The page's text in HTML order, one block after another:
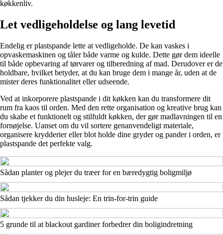
køkkenliv.
Let vedligeholdelse og lang levetid
Endelig er plastspande lette at vedligeholde. De kan vaskes i
opvaskemaskinen og tåler både varme og kulde. Dette gør dem ideelle
til både opbevaring af tørvarer og tilberedning af mad. Derudover er de
holdbare, hvilket betyder, at du kan bruge dem i mange år, uden at de
mister deres funktionalitet eller udseende.
Ved at inkorporere plastspande i dit køkken kan du transformere dit
rum fra kaos til orden. Med den rette organisation og kreative brug kan
du skabe et funktionelt og stilfuldt køkken, der gør madlavningen til en
fornøjelse. Uanset om du vil sortere genanvendeligt materiale,
organisere krydderier eller blot holde dine gryder og pander i orden, er
plastspande det perfekte valg.
Sådan planter og plejer du træer for en bæredygtig boligmiljø
Sådan tjekker du din husleje: En trin-for-trin guide
5 grunde til at blackout gardiner forbedrer din boligindretning